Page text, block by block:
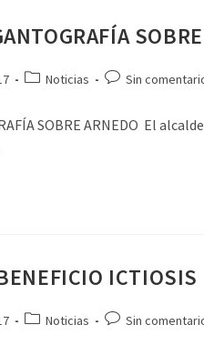
Noticias Sin
SOBRE ARNEDO El
ICTIOSIS
Noticias Sin